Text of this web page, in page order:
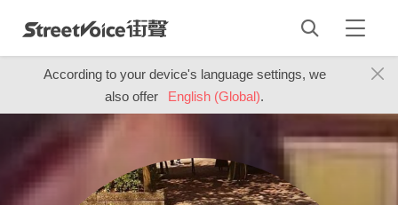
According to your device's language settings, we
also offer
English (Global).